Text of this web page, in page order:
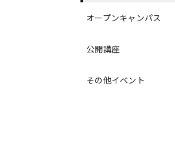
オープンキャンパス
公開講座
その他イベント